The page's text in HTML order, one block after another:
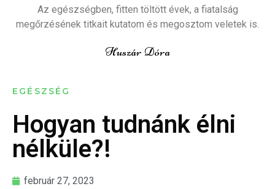
EGÉSZSÉG
Hogyan tudnánk élni
nélküle?!
február 27, 2023
Az egészségben, fitten töltött évek, a fiatalság
megőrzésének titkait kutatom és megosztom veletek is.
Huszár Dóra